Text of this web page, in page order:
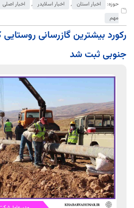
حوزه:
اخبار استان , اخبار اسلایدر , اخبار اصلی
مهم
رکورد بیشترین گازرسانی
جنوبی ثبت شد